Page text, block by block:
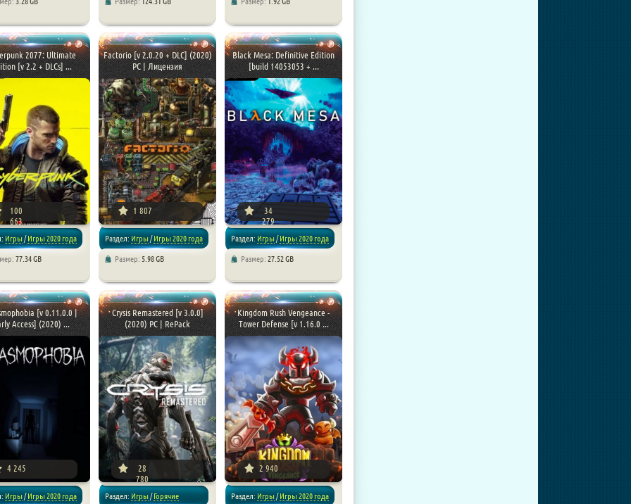
/Репаки от xatab Механики
2077: Ultimate
[v 2.2 + DLCs] ...
100
663
Игры/Игры 2020 года
/Горячие новинки
77.34 GB
Factorio [v 2.0.20 + DLC] (2020)
PC | Лицензия
1 807
Раздел: Игры/Игры 2020 года
Размер: 5.98 GB
Black Mesa: Definitive Edition
[build 14053053 + ...
34
279
Раздел: Игры/Игры 2020 года
от xatab
Размер: 27.52 GB
[v 0.11.0.0 |
Access] (2020) ...
4 245
Игры/Игры 2020 года
Crysis Remastered [v 3.0.0]
(2020) PC | RePack
28
780
Раздел: Игры/Горячие
Kingdom Rush Vengeance -
Tower Defense [v 1.16.0 ...
2 940
Раздел: Игры/Игры 2020 года